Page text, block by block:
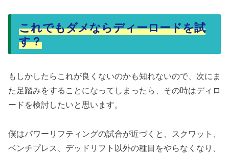
これでもダメならディーロードを試
す？
もしかしたらこれが良くないのかも知れないので、次にま
た足踏みをすることになってしまったら、その時はディロ
ードを検討したいと思います。
僕はパワーリフティングの試合が近づくと、スクワット、
ベンチプレス、デッドリフト以外の種目をやらなくなり、